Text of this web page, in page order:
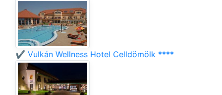
✔️ Vulkán Wellness Hotel Celldömölk ****